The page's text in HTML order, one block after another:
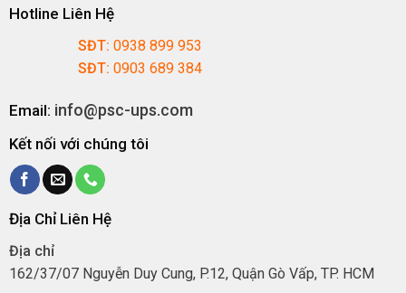
Hotline Liên Hệ
SĐT: 0938 899 953
SĐT: 0903 689 384
Email: info@psc-ups.com
Kết nối với chúng tôi
Địa Chỉ Liên Hệ
Địa chỉ
162/37/07 Nguyễn Duy Cung, P.12, Quận Gò Vấp, TP. HCM